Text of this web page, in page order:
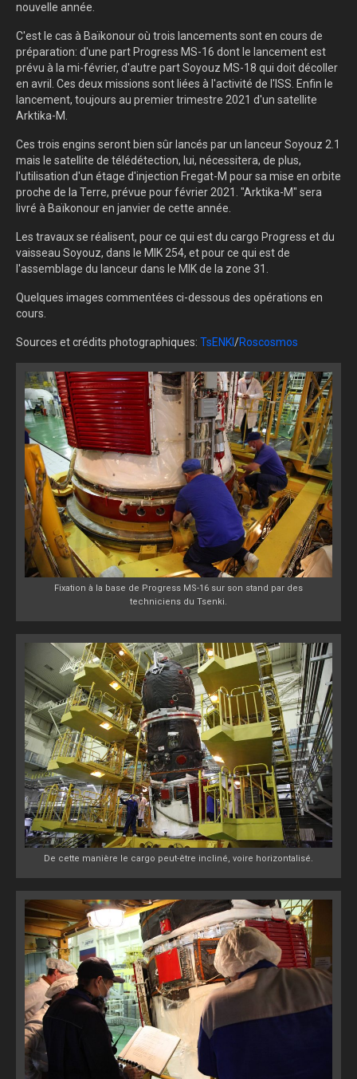
nouvelle année.
C'est le cas à Baïkonour où trois lancements sont en cours de
préparation: d'une part Progress MS-16 dont le lancement est
prévu à la mi-février, d'autre part Soyouz MS-18 qui doit décoller
en avril. Ces deux missions sont liées à l'activité de l'ISS. Enfin le
lancement, toujours au premier trimestre 2021 d'un satellite
Arktika-M.
Ces trois engins seront bien sûr lancés par un lanceur Soyouz 2.1
mais le satellite de télédétection, lui, nécessitera, de plus,
l'utilisation d'un étage d'injection Fregat-M pour sa mise en orbite
proche de la Terre, prévue pour février 2021. "Arktika-M" sera
livré à Baïkonour en janvier de cette année.
Les travaux se réalisent, pour ce qui est du cargo Progress et du
vaisseau Soyouz, dans le MIK 254, et pour ce qui est de
l'assemblage du lanceur dans le MIK de la zone 31.
Quelques images commentées ci-dessous des opérations en
cours.
Sources et crédits photographiques: TsENKI/Roscosmos
Fixation à la base de Progress MS-16 sur son stand par des
techniciens du Tsenki.
De cette manière le cargo peut-être incliné, voire horizontalisé.